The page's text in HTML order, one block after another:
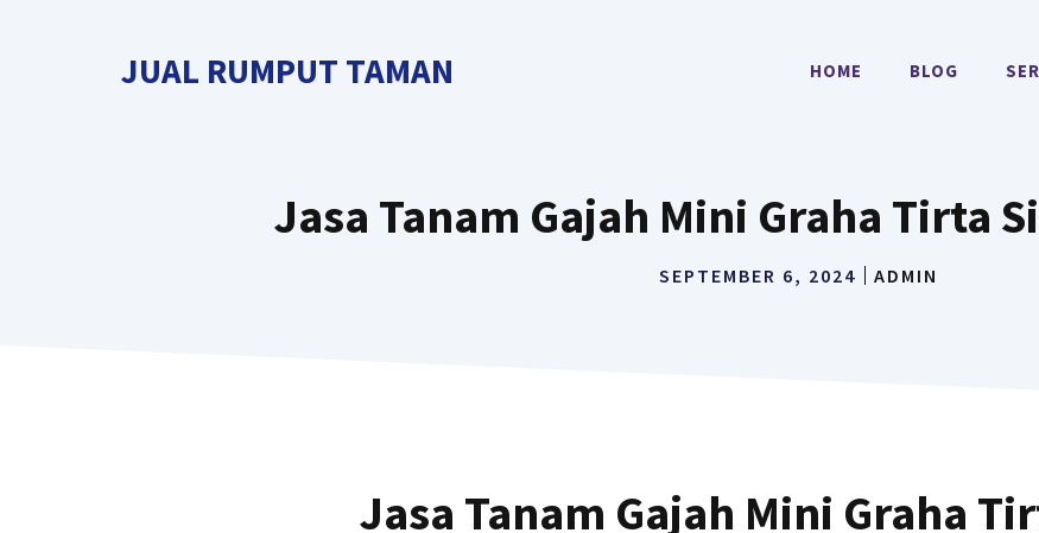
JUAL RUMPUT TAMAN HOME BLOG
Jasa Tanam Gajah Mini Graha Tirta
SEPTEMBER 6, 2024 ADMIN
Jasa Tanam Gajah Mini Graha